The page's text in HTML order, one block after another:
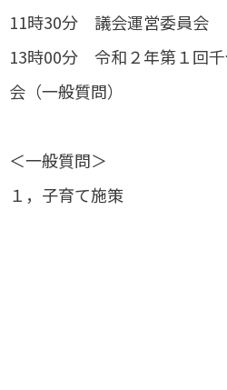
11時30分 議会運営委員会
13時00分 令和２年第１回
会（一般質問）
＜一般質問＞
１，子育て施策